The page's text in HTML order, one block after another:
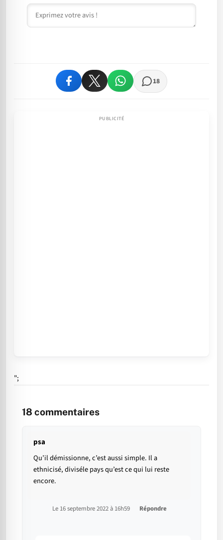
Commentaire
18
";
18 commentaires
psa
Qu’il démissionne, c’est aussi simple. Il a
ethnicisé, diviséle pays qu’est ce qui lui reste
encore.
Le 16 septembre 2022 à 16h59 Répondre